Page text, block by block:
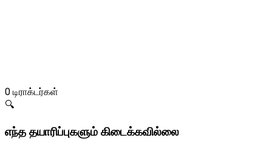
0 டிராக்டர்கள்
🔍
எந்த தயாரிப்புகளும் கிடைக்கவில்லை